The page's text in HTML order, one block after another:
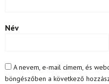
Név
A nevem, e-mail címem, és
böngészőben a következő